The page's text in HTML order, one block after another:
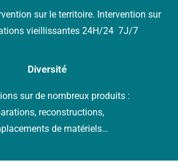
sur le territoire. Intervention sur
vieillissantes 24H/24 7J/7
Diversité
sur de nombreux produits :
reconstructions,
de matériels…